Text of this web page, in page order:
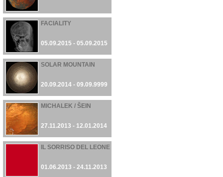
28.09.2015 - 28.09.2015
FACIALITY
05.09.2015 - 05.09.2015
SOLAR MOUNTAIN
20.09.2014 - 09.09.9999
MICHALEK / ŠEIN
27.11.2013 - 12.01.2014
IL SORRISO DEL LEONE
01.06.2013 - 24.11.2013